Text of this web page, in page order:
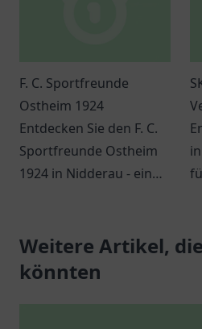
F. C. Sportfreunde
Ostheim 1924
Entdecken Sie den F. C.
Sportfreunde Ostheim
1924 in Nidderau - ein
innovative
Veranstaltungen.
Weitere Artikel,
könnten